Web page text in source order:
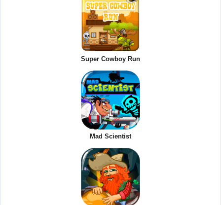
Super Cowboy Run
Mad Scientist